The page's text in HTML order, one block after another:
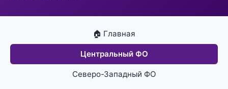
🏠 Главная
Центральный ФО
Северо-Западный ФО